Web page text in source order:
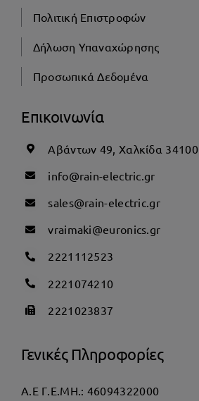
Πολιτική Επιστροφών
Δήλωση Υπαναχώρησης
Προσωπικά Δεδομένα
Επικοινωνία
Αβάντων 49, Χαλκίδα 34100
info@rain-electric.gr
sales@rain-electric.gr
vraimaki@euronics.gr
2221112523
2221074210
2221023837
Γενικές Πληροφορίες
Α.Ε Γ.Ε.ΜΗ.: 46094322000